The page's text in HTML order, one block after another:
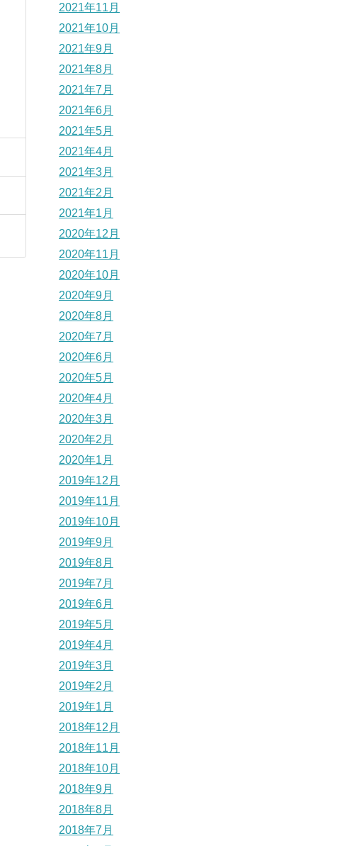
2021年11月
2021年10月
2021年9月
2021年8月
2021年7月
2021年6月
2021年5月
2021年4月
2021年3月
2021年2月
2021年1月
2020年12月
2020年11月
2020年10月
2020年9月
2020年8月
2020年7月
2020年6月
2020年5月
2020年4月
2020年3月
2020年2月
2020年1月
2019年12月
2019年11月
2019年10月
2019年9月
2019年8月
2019年7月
2019年6月
2019年5月
2019年4月
2019年3月
2019年2月
2019年1月
2018年12月
2018年11月
2018年10月
2018年9月
2018年8月
2018年7月